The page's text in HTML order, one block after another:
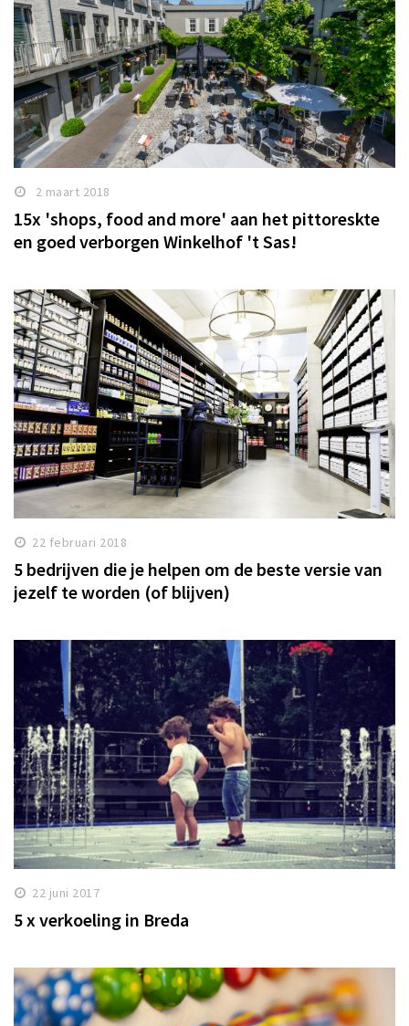
2 maart 2018
15x 'shops, food and more' aan het pittoreskte
en goed verborgen Winkelhof 't Sas!
22 februari 2018
5 bedrijven die je helpen om de beste versie van
jezelf te worden (of blijven)
22 juni 2017
5 x verkoeling in Breda